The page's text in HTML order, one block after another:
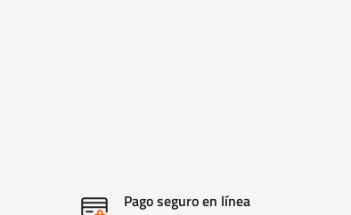
Pago seguro en línea